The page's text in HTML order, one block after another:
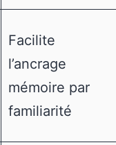
Facilite
l’ancrage
mémoire par
familiarité